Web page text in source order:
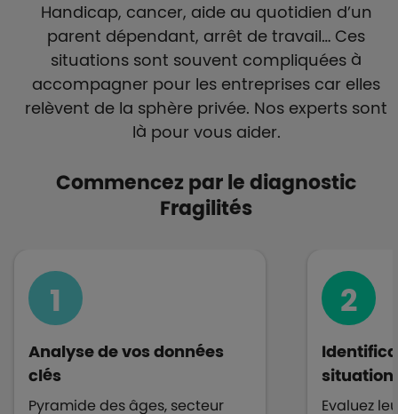
Handicap, cancer, aide au quotidien d’un
parent dépendant, arrêt de travail… Ces
situations sont souvent compliquées à
accompagner pour les entreprises car elles
relèvent de la sphère privée. Nos experts sont
là pour vous aider.
Commencez par le diagnostic
Fragilités
1
Analyse de vos données
clés
Pyramide des âges, secteur
2
Evaluez